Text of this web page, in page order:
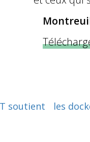
soutient les